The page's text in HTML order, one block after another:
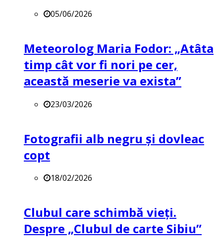
05/06/2026
Meteorolog Maria Fodor: „Atâta
timp cât vor fi nori pe cer,
această meserie va exista”
23/03/2026
Fotografii alb negru și dovleac
copt
18/02/2026
Clubul care schimbă vieți.
Despre „Clubul de carte Sibiu”